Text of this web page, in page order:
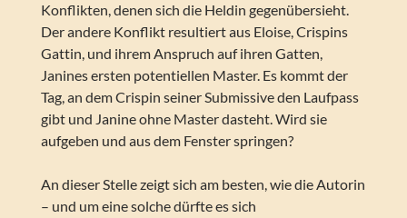
Konflikten, denen sich die Heldin gegenübersieht.
Der andere Konflikt resultiert aus Eloise, Crispins
Gattin, und ihrem Anspruch auf ihren Gatten,
Janines ersten potentiellen Master. Es kommt der
Tag, an dem Crispin seiner Submissive den Laufpass
gibt und Janine ohne Master dasteht. Wird sie
aufgeben und aus dem Fenster springen?
An dieser Stelle zeigt sich am besten, wie die Autorin
– und um eine solche dürfte es sich